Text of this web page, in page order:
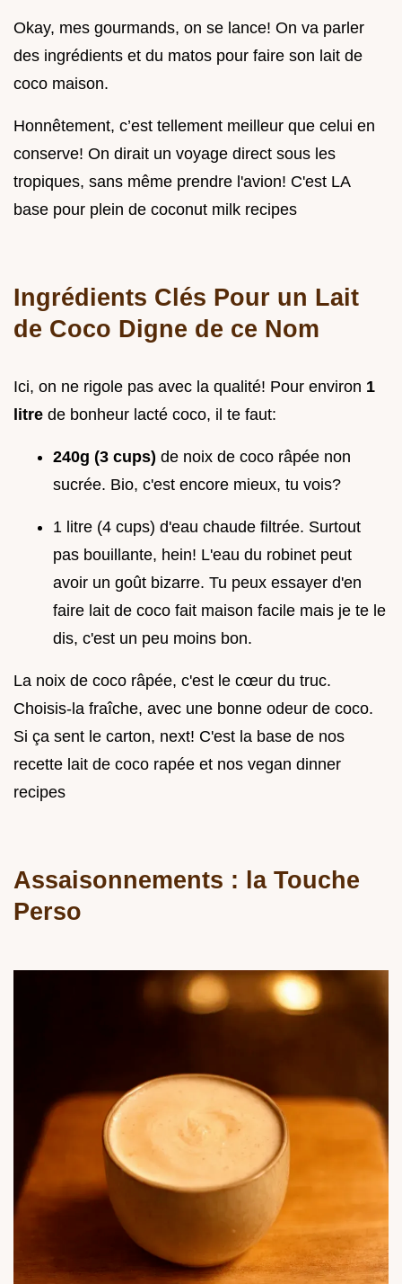
Okay, mes gourmands, on se lance! On va parler
des ingrédients et du matos pour faire son lait de
coco maison.
Honnêtement, c’est tellement meilleur que celui en
conserve! On dirait un voyage direct sous les
tropiques, sans même prendre l'avion! C'est LA
base pour plein de coconut milk recipes
Ingrédients Clés Pour un Lait
de Coco Digne de ce Nom
Ici, on ne rigole pas avec la qualité! Pour environ 1
litre de bonheur lacté coco, il te faut:
240g (3 cups) de noix de coco râpée non
sucrée. Bio, c'est encore mieux, tu vois?
1 litre (4 cups) d'eau chaude filtrée. Surtout
pas bouillante, hein! L'eau du robinet peut
avoir un goût bizarre. Tu peux essayer d'en
faire lait de coco fait maison facile mais je te le
dis, c'est un peu moins bon.
La noix de coco râpée, c'est le cœur du truc.
Choisis-la fraîche, avec une bonne odeur de coco.
Si ça sent le carton, next! C'est la base de nos
recette lait de coco rapée et nos vegan dinner
recipes
Assaisonnements : la Touche
Perso